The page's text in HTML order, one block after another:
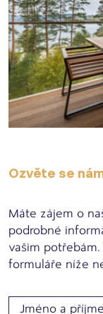
Ozvěte se
Máte zájem o
podrobné
vašim
formuláře níže
Jméno a